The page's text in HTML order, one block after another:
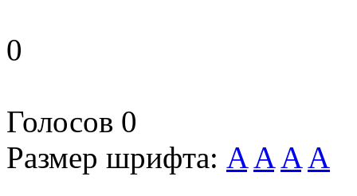
0
Голосов 0
Размер шрифта: A A A A